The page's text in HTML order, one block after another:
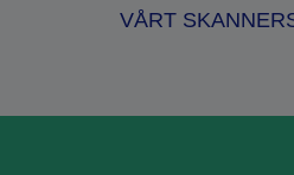
VÅRT